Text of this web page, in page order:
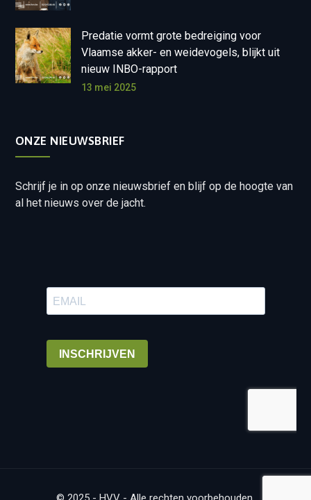
Predatie vormt grote bedreiging voor
Vlaamse akker- en weidevogels, blijkt uit
nieuw INBO-rapport
13 mei 2025
ONZE NIEUWSBRIEF
Schrijf je in op onze nieuwsbrief en blijf op de hoogte van
al het nieuws over de jacht.